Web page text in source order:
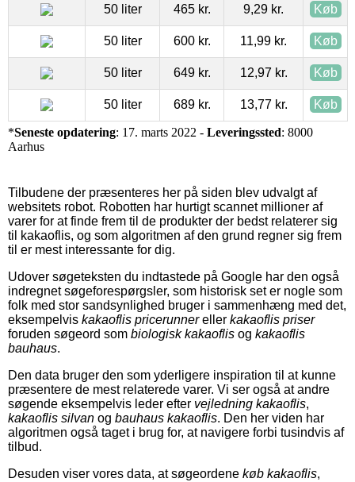
50 liter 465 kr. 9,29 kr. Køb
50 liter 600 kr. 11,99 kr. Køb
50 liter 649 kr. 12,97 kr. Køb
50 liter 689 kr. 13,77 kr. Køb
*Seneste opdatering: 17. marts 2022 - Leveringssted: 8000
Aarhus
Tilbudene der præsenteres her på siden blev udvalgt af
websitets robot. Robotten har hurtigt scannet millioner af
varer for at finde frem til de produkter der bedst relaterer sig
til kakaoflis, og som algoritmen af den grund regner sig frem
til er mest interessante for dig.
Udover søgeteksten du indtastede på Google har den også
indregnet søgeforespørgsler, som historisk set er nogle som
folk med stor sandsynlighed bruger i sammenhæng med det,
eksempelvis kakaoflis pricerunnereller kakaoflis priser
foruden søgeord som biologisk kakaoflis og kakaoflis
bauhaus.
Den data bruger den som yderligere inspiration til at kunne
præsentere de mest relaterede varer. Vi ser også at andre
søgende eksempelvis leder efter vejledning kakaoflis,
kakaoflis silvan og bauhaus kakaoflis. Den her viden har
algoritmen også taget i brug for, at navigere forbi tusindvis af
tilbud.
Desuden viser vores data, at søgeordene køb kakaoflis,